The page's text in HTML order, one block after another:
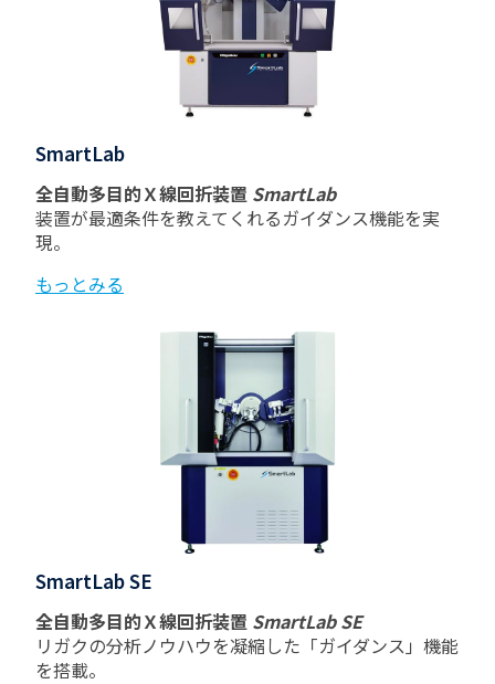
SmartLab
全自動多目的Ｘ線回折装置 SmartLab
装置が最適条件を教えてくれるガイダンス機能を実
現。
もっとみる
SmartLab SE
全自動多目的Ｘ線回折装置 SmartLab SE
リガクの分析ノウハウを凝縮した「ガイダンス」機能
を搭載。